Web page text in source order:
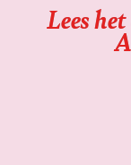
Lees